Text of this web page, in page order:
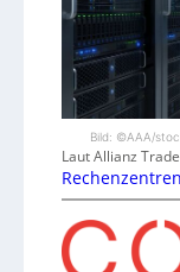
Bild: ©AAA/
Laut Allianz